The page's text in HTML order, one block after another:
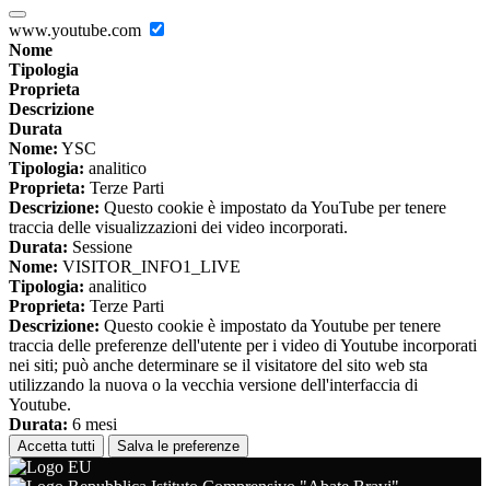
www.youtube.com
Nome
Tipologia
Proprieta
Descrizione
Durata
Nome: YSC
Tipologia: analitico
Proprieta: Terze Parti
Descrizione: Questo cookie è impostato da YouTube per tenere
traccia delle visualizzazioni dei video incorporati.
Durata: Sessione
Nome: VISITOR_INFO1_LIVE
Tipologia: analitico
Proprieta: Terze Parti
Descrizione: Questo cookie è impostato da Youtube per tenere
traccia delle preferenze dell'utente per i video di Youtube incorporati
nei siti; può anche determinare se il visitatore del sito web sta
utilizzando la nuova o la vecchia versione dell'interfaccia di
Youtube.
Durata: 6 mesi
Accetta tutti Salva le preferenze